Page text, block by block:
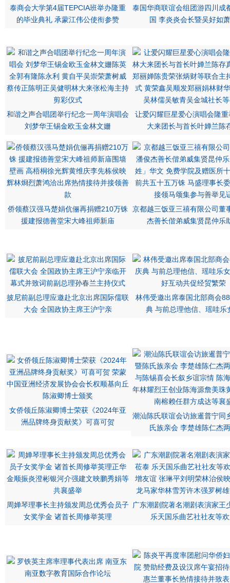
泰商会大学第4届TEPCIA班举办隆重
的毕业典礼 承蒙江伟公使衔参赞
泰国华商联谊会组团游四川成
国 李炎炎会长暨吴好如
和谐之声合唱团举行纪念一周年演唱会
刘梦华王锡金欧玉金林文姗
让爱闪耀巨星爱心演唱会隆
大来团长与首长叶婵兰陈
侨领蔡汉强马楚娟伉俪再捐赠210万铢
援建报德善堂宋大峰祖师新庙
京都越三饭亚三禧有限公司董
杰善长偕弟威集贤昆仲乐
披尼前副总理应邀赴北京出席国际儒联
大会 全国政协主席王沪宁亲
林伟受邀出席泰国北部商会
典 与前总理他信、瑶哇乐
女侨领丘陈淑卿博士荣获《2024年亚
洲品牌终身贡献奖》可喜可贺
潮汕陈氏联谊会访旅暹普宁同
氏族亲会 李楚雄陈仁杰
周婵琴理事长主持颁发周总优秀会员子
女奖学金 诸首长周修举英理
广东潮剧院著名潮剧表演家王
乐天国乐曲艺社社友等